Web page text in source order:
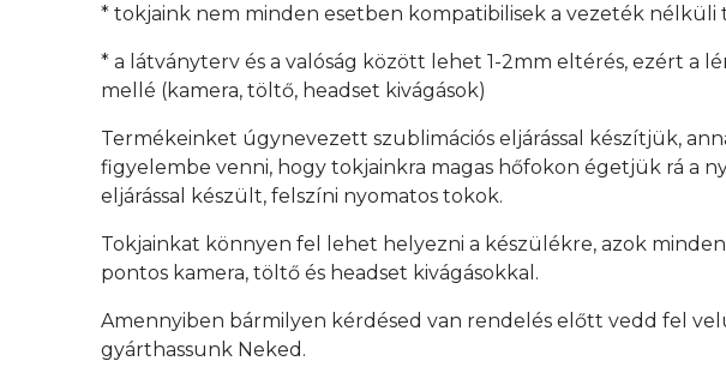
* tokjaink nem minden esetben kompatibilisek a vezeték nélküli
* a látványterv és a valóság között lehet 1-2mm eltérés, ezért a
mellé (kamera, töltő, headset kivágások)
Termékeinket úgynevezett szublimációs eljárással készítjük,
figyelembe venni, hogy tokjainkra magas hőfokon égetjük rá a
eljárással készült, felszíni nyomatos tokok.
Tokjainkat könnyen fel lehet helyezni a készülékre, azok
pontos kamera, töltő és headset kivágásokkal.
Amennyiben bármilyen kérdésed van rendelés előtt vedd fel
gyárthassunk Neked.